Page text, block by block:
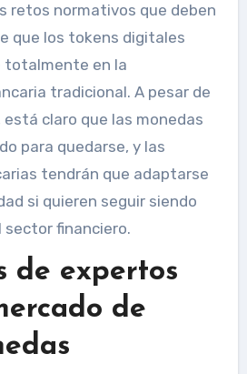
retos normativos que deben
que los tokens digitales
totalmente en la
tradicional. A pesar de
claro que las monedas
para quedarse, y las
tendrán que adaptarse
si quieren seguir siendo
financiero.
de expertos
de